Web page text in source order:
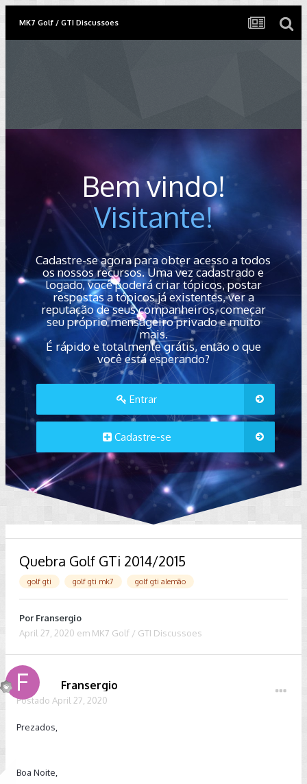
MK7 Golf / GTI Discussoes
Bem vindo!
Visitante!
Cadastre-se agora para obter acesso a todos
os nossos recursos. Uma vez cadastrado e
logado, você poderá criar tópicos, postar
respostas a tópicos já existentes, ver a
reputação de seus companheiros, começar
seu próprio mensageiro privado e muito
mais.
É rápido e totalmente grátis, então o que
você está esperando?
Entrar
Cadastre-se
Quebra Golf GTi 2014/2015
golf gti golf gti mk7 golf gti alemão
Por Fransergio
April 27, 2020 em MK7 Golf / GTI Discussoes
Fransergio
Postado April 27, 2020
Prezados,
Boa Noite,